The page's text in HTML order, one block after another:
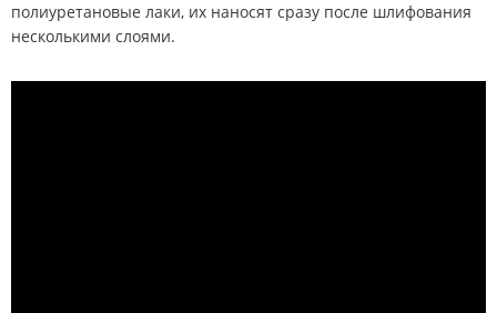
полиуретановые лаки, их наносят сразу после шлифования
несколькими слоями.